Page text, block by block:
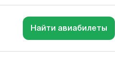
Найти авиабилеты